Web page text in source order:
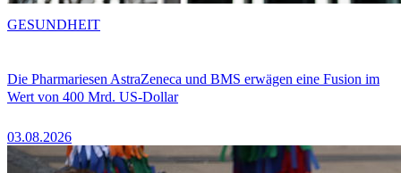
Die Pharmariesen AstraZeneca und BMS erwägen eine Fusion im
Wert von 400 Mrd. US-Dollar
03.08.2026
GESUNDHEIT